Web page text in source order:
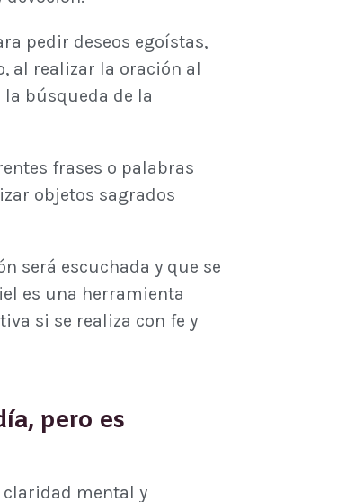
pedir deseos egoístas,
al realizar la oración al
búsqueda de la
frases o palabras
objetos sagrados
será escuchada y que se
es una herramienta
si se realiza con fe y
pero es
claridad mental y